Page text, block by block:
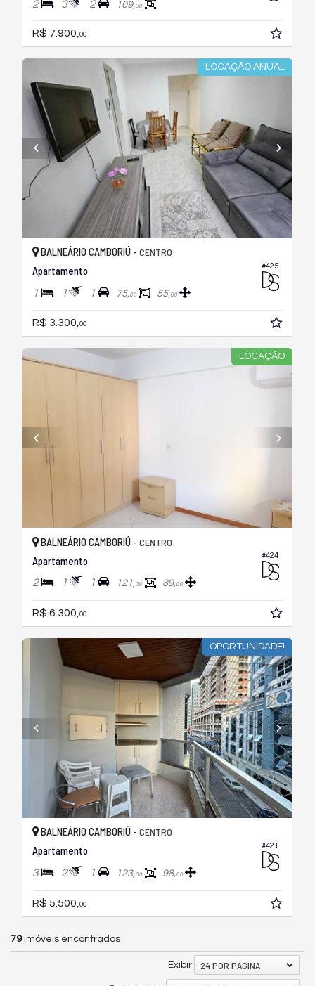
2 3 2 109,00
R$ 7.900, 00
LOCAÇÃO ANUAL
#425
BALNEÁRIO CAMBORIÚ - CENTRO
Apartamento
1 1 1 75,00 55,00
R$ 3.300,00
LOCAÇÃO
#424
BALNEÁRIO CAMBORIÚ - CENTRO
Apartamento
2 1 1 121,00 89,00
R$ 6.300, 00
OPORTUNIDADE!
#421
BALNEÁRIO CAMBORIÚ - CENTRO
Apartamento
3 2 1 123,00 98,00
R$ 5.500, 00
79imóveis encontrados
Exibir 24 POR PÁGINA